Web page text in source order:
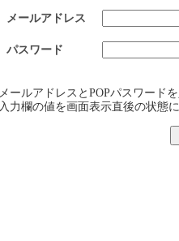
メールアドレス
パスワード
メールアドレスとPOPパスワード
入力欄の値を画面表示直後の状態